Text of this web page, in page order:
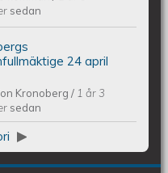
sedan
24
24 april
Kronoberg/ 1 år 3
sedan